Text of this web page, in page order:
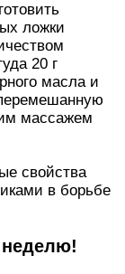
ложки
20 г
масла и
массажем
свойства
в борьбе
неделю!